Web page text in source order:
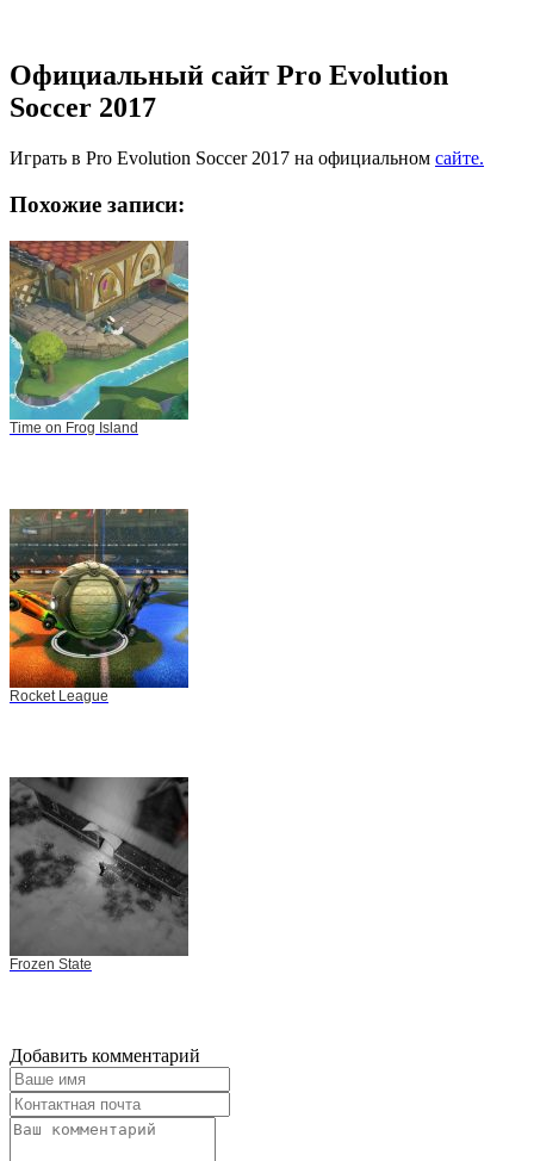
Официальный сайт Pro Evolution
Soccer 2017
Играть в Pro Evolution Soccer 2017 на официальном сайте.
Похожие записи:
Time on Frog Island
Rocket League
Frozen State
Добавить комментарий